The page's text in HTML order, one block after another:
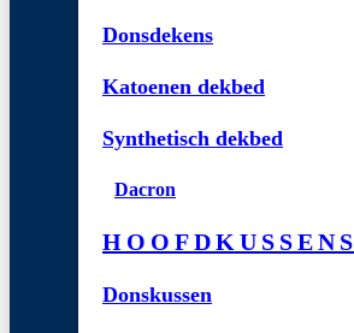
Donsdekens
Katoenen dekbed
Synthetisch dekbed
Dacron
HOOFDKUSSENS
Donskussen